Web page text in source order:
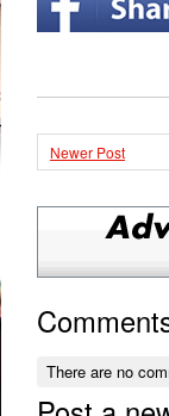
Newer Post
There are no